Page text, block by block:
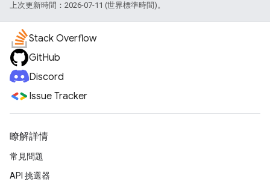
上次更新時間：2026-07-11 (世界標準時間)。
Stack Overflow
GitHub
Discord
Issue Tracker
瞭解詳情
常見問題
API 挑選器